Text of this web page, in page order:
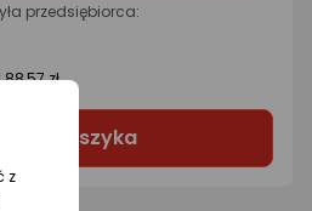
przedsiębiorca:
zł
Do koszyka
z